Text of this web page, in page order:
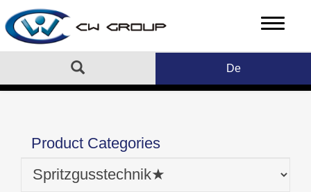
De
Advanced Search
Product Categories